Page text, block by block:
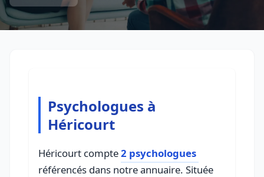
Psychologues à
Héricourt
Héricourt compte2 psychologues
référencés dans notre annuaire. Située